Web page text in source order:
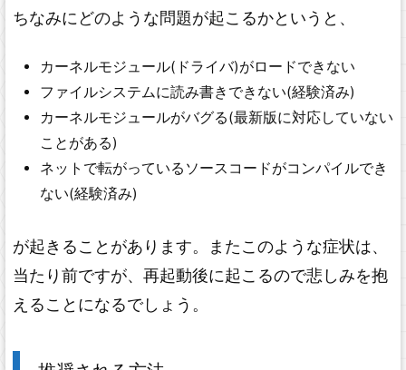
ちなみにどのような問題が起こるかというと、
カーネルモジュール(ドライバ)がロードできない
ファイルシステムに読み書きできない(経験済み)
カーネルモジュールがバグる(最新版に対応していない
ことがある)
ネットで転がっているソースコードがコンパイルでき
ない(経験済み)
が起きることがあります。またこのような症状は、
当たり前ですが、再起動後に起こるので悲しみを抱
えることになるでしょう。